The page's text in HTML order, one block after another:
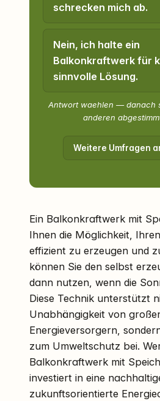
schrecken mich ab.
Nein, ich halte ein
Balkonkraftwerk für
sinnvolle Lösung.
Antwort waehlen — danach siehst du, wie die
anderen
Weitere Umfragen
Ein Balkonkraftwerk mit
Ihnen die Möglichkeit,
effizient zu erzeugen und
können Sie den selbst
dann nutzen, wenn die
Diese Technik unterstützt
Unabhängigkeit von
Energieversorgern,
zum Umweltschutz bei.
Balkonkraftwerk mit
investiert in eine
zukunftsorientierte